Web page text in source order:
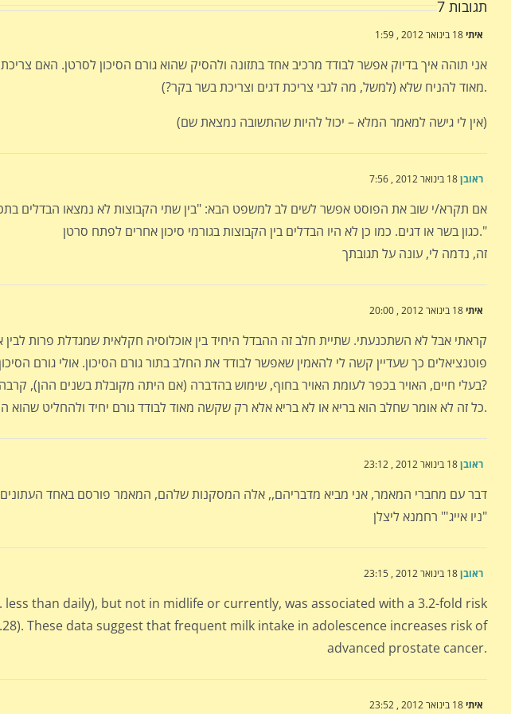
תגובות 7
איתי
אני תוהה איך בדיוק אפשר לבודד מרכיב אחד בתזונה ולהסיק שהוא גורם הסיכון לסרטן. האם
מאוד להניח שלא (למשל, מה לגבי צריכת דגים וצריכת בשר בקר?).
(אין לי גישה למאמר המלא – יכול להיות שהתשובה נמצאת שם)
ראובן
אם תקרא/י שוב את הפוסט אפשר לשים לב למשפט הבא: "בין שתי הקבוצות לא נמצאו הבדלים
כגון בשר או דגים. כמו כן לא היו הבדלים בין הקבוצות בגורמי סיכון אחרים לפתח סרטן."
זה, נדמה לי, עונה על תגובתך
איתי
קראתי אבל לא השתכנעתי. שתיית חלב זה ההבדל היחיד בין אוכלוסיה חקלאית שמגדלת פרות לבין
פוטנציאלים כך שעדיין קשה לי להאמין שאפשר לבודד את החלב בתור גורם הסיכון. אולי גורם
בעלי חיים, האויר בכפר לעומת האויר בחוף, שימוש בהדברה (אם היתה מקובלת בשנים ההן), קרבה למתאן שנפלט מצואת פרות וכו?
כל זה לא אומר שחלב הוא בריא או לא בריא אלא רק שקשה מאוד לבודד גורם יחיד ולהחליט שהוא המשפיע.
ראובן
דבר עם מחברי המאמר, אני מביא מדבריהם,, אלה המסקנות שלהם, המאמר פורסם באחד העתונים
"ניו אייג'" רחמנא ליצלן
ראובן
than daily), but not in midlife or currently, was associated with a 3.2-fold risk
These data suggest that frequent milk intake in adolescence increases risk of
advanced prostate cancer.
איתי